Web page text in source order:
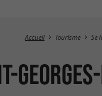
Accueil Tourisme Se